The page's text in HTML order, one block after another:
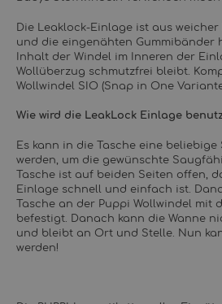
Die Leaklock-Einlage ist aus
und die eingenähten Gummibänder
Inhalt der Windel im Inneren der
Wollüberzug schmutzfrei bleibt.
Wollwindel SIO (Snap in One
Wie wird die LeakLock Einlage
Es kann in die Tasche eine
werden, um die gewünschte
Tasche ist auf beiden Seiten offen,
Einlage schnell und einfach ist.
Tasche an der Puppi Wollwindel mit
befestigt. Danach kann die Wanne
und bleibt an Ort und Stelle. Nun
werden!